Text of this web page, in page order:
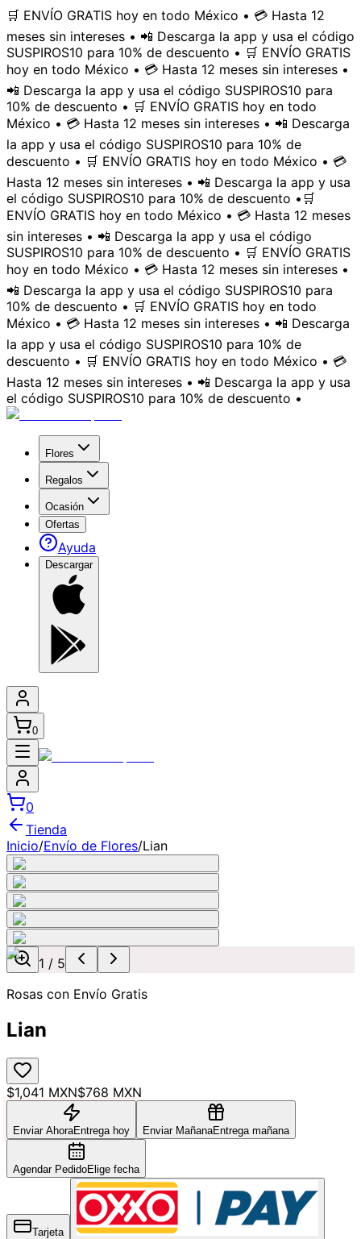
🛒 ENVÍO GRATIS hoy en todo México • 💳 Hasta 12
meses sin intereses • 📲 Descarga la app y usa el código
SUSPIROS10 para 10% de descuento • 🛒 ENVÍO GRATIS
hoy en todo México • 💳 Hasta 12 meses sin intereses •
📲 Descarga la app y usa el código SUSPIROS10 para
10% de descuento • 🛒 ENVÍO GRATIS hoy en todo
México • 💳 Hasta 12 meses sin intereses • 📲 Descarga
la app y usa el código SUSPIROS10 para 10% de
descuento • 🛒 ENVÍO GRATIS hoy en todo México • 💳
Hasta 12 meses sin intereses • 📲 Descarga la app y usa
el código SUSPIROS10 para 10% de descuento • 🛒
ENVÍO GRATIS hoy en todo México • 💳 Hasta 12 meses
sin intereses • 📲 Descarga la app y usa el código
SUSPIROS10 para 10% de descuento • 🛒 ENVÍO GRATIS
hoy en todo México • 💳 Hasta 12 meses sin intereses •
📲 Descarga la app y usa el código SUSPIROS10 para
10% de descuento • 🛒 ENVÍO GRATIS hoy en todo
México • 💳 Hasta 12 meses sin intereses • 📲 Descarga
la app y usa el código SUSPIROS10 para 10% de
descuento • 🛒 ENVÍO GRATIS hoy en todo México • 💳
Hasta 12 meses sin intereses • 📲 Descarga la app y usa
el código SUSPIROS10 para 10% de descuento •
Flores
Regalos
Ocasión
Ofertas
Ayuda
Descargar
0
0
Tienda
Inicio/Envío de Flores/Lian
1 / 5
Rosas con Envío Gratis
Lian
$1,041 MXN$768 MXN
Enviar AhoraEntrega hoy Enviar MañanaEntrega mañana
Agendar PedidoElige fecha
Tarjeta